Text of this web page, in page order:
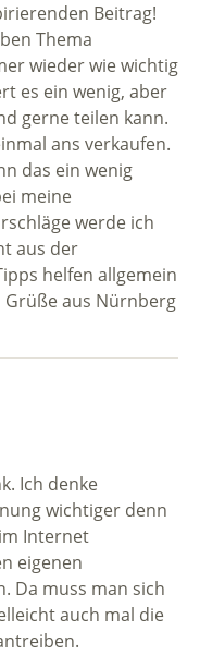
Beitrag!
Thema
wieder wie wichtig
es ein wenig, aber
gerne teilen kann.
ans verkaufen.
das ein wenig
meine
werde ich
aus der
helfen allgemein
aus Nürnberg
Ich denke
wichtiger denn
Internet
eigenen
Da muss man sich
auch mal die